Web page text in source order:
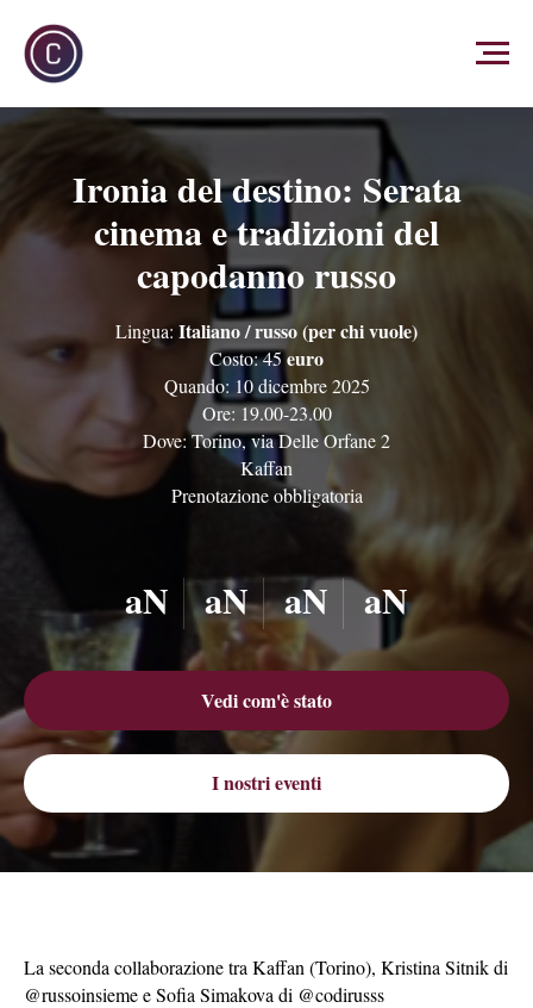
Ironia del destino: Serata
cinema e tradizioni del
capodanno russo
Lingua:Italiano / russo (per chi vuole)
Costo: 45euro
Quando: 10 dicembre 2025
Ore: 19.00-23.00
Dove: Torino, via Delle Orfane 2
Kaffan
Prenotazione obbligatoria
aN aN aN aN
Vedi com'è stato
I nostri eventi
La seconda collaborazione tra Kaffan (Torino), Kristina Sitnik di
@russoinsieme e Sofia Simakova di @codirusss